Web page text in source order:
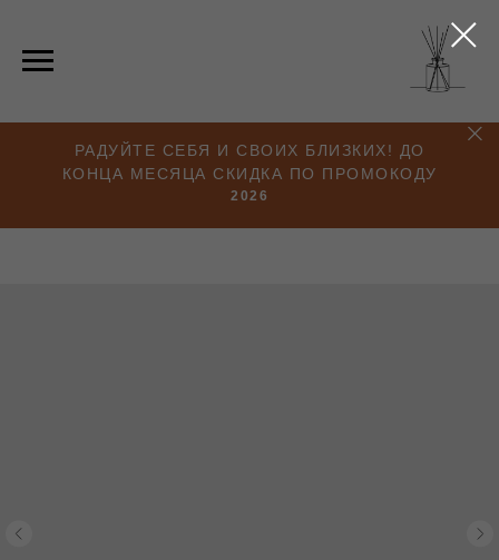
РАДУЙТЕ СЕБЯ И СВОИХ БЛИЗКИХ! ДО
КОНЦА МЕСЯЦА СКИДКА ПО ПРОМОКОДУ
2026